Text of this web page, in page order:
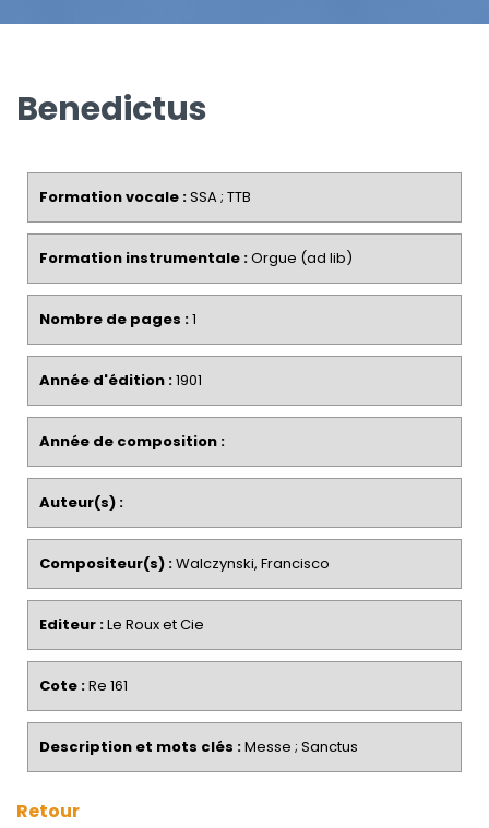
Benedictus
Formation vocale :SSA ; TTB
Formation instrumentale :Orgue (ad lib)
Nombre de pages :1
Année d'édition :1901
Année de composition :
Auteur(s) :
Compositeur(s) :Walczynski, Francisco
Editeur :Le Roux et Cie
Cote :Re 161
Description et mots clés :Messe ; Sanctus
Retour